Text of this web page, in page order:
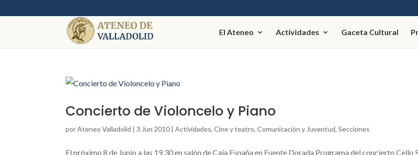
El Ateneo Actividades Gaceta Cultural
Concierto de Violoncelo y Piano
porAteneo Valladolid |3 Jun 2010 |Actividades,Cine y teatro,Comunicación y Juventud,Secciones
El próximo 8 de Junio a las 19.30 en salón de Caja España en Fuente Dorada Programa del concierto Cello